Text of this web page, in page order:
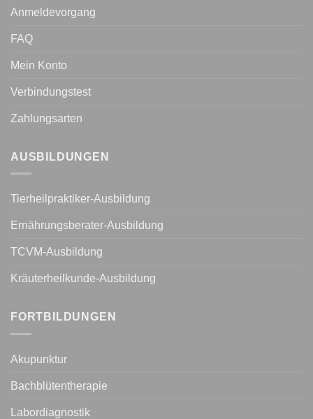
Anmeldevorgang
FAQ
Mein Konto
Verbindungstest
Zahlungsarten
AUSBILDUNGEN
Tierheilpraktiker-Ausbildung
Ernährungsberater-Ausbildung
TCVM-Ausbildung
Kräuterheilkunde-Ausbildung
FORTBILDUNGEN
Akupunktur
Bachblütentherapie
Labordiagnostik